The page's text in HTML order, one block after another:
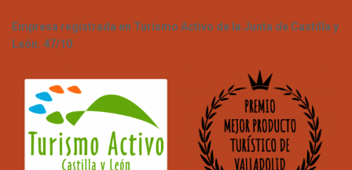
Empresa registrada en Turismo Activo de la Junta de Castilla y
León. 47/10